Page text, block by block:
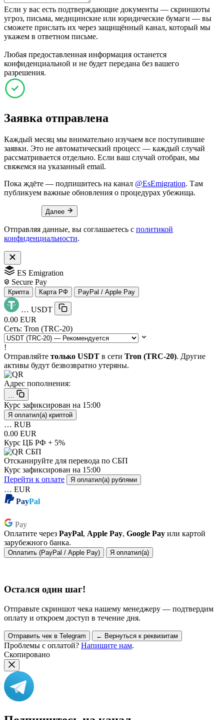
Если у вас есть подтверждающие документы — скриншоты
угроз, письма, медицинские или юридические бумаги — вы
сможете прислать их через защищённый канал, который мы
укажем в ответном письме.
Любая предоставленная информация останется
конфиденциальной и не будет передана без вашего
разрешения.
Заявка отправлена
Каждый месяц мы внимательно изучаем все поступившие
заявки. Это не автоматический процесс — каждый случай
рассматривается отдельно. Если ваш случай отобран, мы
свяжемся на указанный email.
Пока ждёте — подпишитесь на канал @EsEmigration. Там
публикуем важные обновления о процедурах убежища.
Далее
Отправляя данные, вы соглашаетесь с политикой
конфиденциальности.
ES Emigration
Secure Pay
Крипта Карта РФ PayPal / Apple Pay
… USDT
0.00 EUR
Сеть: Tron (TRC-20)
!
Отправляйте только USDT в сети Tron (TRC-20). Другие
активы будут безвозвратно утеряны.
Адрес пополнения:
Курс зафиксирован на 15:00
Я оплатил(а) криптой
… RUB
0.00 EUR
Курс ЦБ РФ + 5%
Отсканируйте для перевода по СБП
Курс зафиксирован на 15:00
Перейти к оплате
Я оплатил(а) рублями
… EUR
PayPal
Pay
Оплатите через PayPal, Apple Pay, Google Pay или картой
зарубежного банка.
Оплатить (PayPal / Apple Pay) Я оплатил(а)
Остался один шаг!
Отправьте скриншот чека нашему менеджеру — подтвердим
оплату и откроем доступ в течение дня.
Отправить чек в Telegram ← Вернуться к реквизитам
Проблемы с оплатой? Напишите нам.
Скопировано